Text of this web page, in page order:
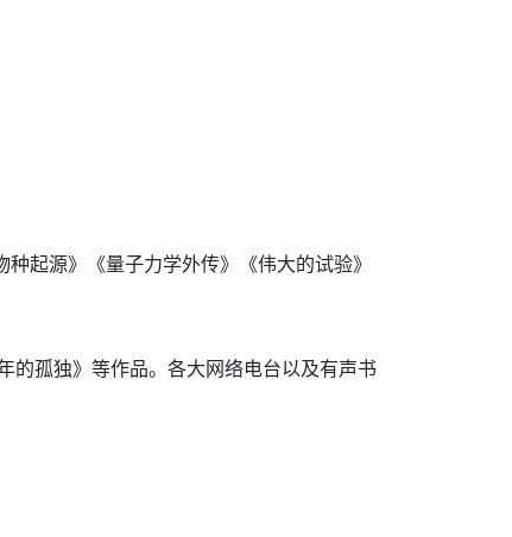
起源》《量子力学外传》《伟大的试验》
孤独》等作品。各大网络电台以及有声书